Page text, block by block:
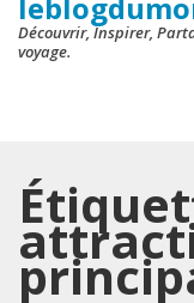
Découvrir, Inspirer,
voyage.